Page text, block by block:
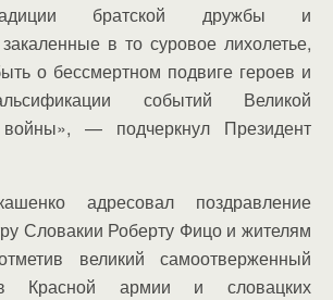
братской дружбы и
в то суровое лихолетье,
о бессмертном подвиге героев и
событий Великой
войны», — подчеркнул Президент
адресовал поздравление
Словакии Роберту Фицо и жителям
великий самоотверженный
Красной армии и словацких